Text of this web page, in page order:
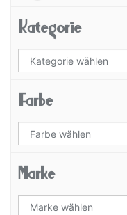
Kategorie
Farbe
Marke